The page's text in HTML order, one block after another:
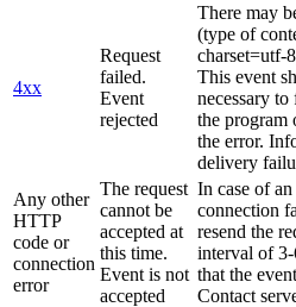
4xx
Request
failed.
Event
rejected
There may
(type of
charset=utf-
This event
necessary
the program
the error.
delivery
Any other
HTTP
code or
connection
error
The request
cannot be
accepted at
this time.
Event is not
accepted
In case of
connection
resend the
interval of 3-
that the
Contact